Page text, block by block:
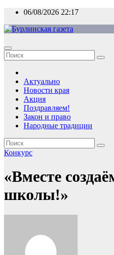
Перейти
содержимому
06/08/2026 22:17
Актуально
Новости края
Акция
Поздравляем!
Закон и право
Народные традиции
Конкурс
«Вместе
школы!»